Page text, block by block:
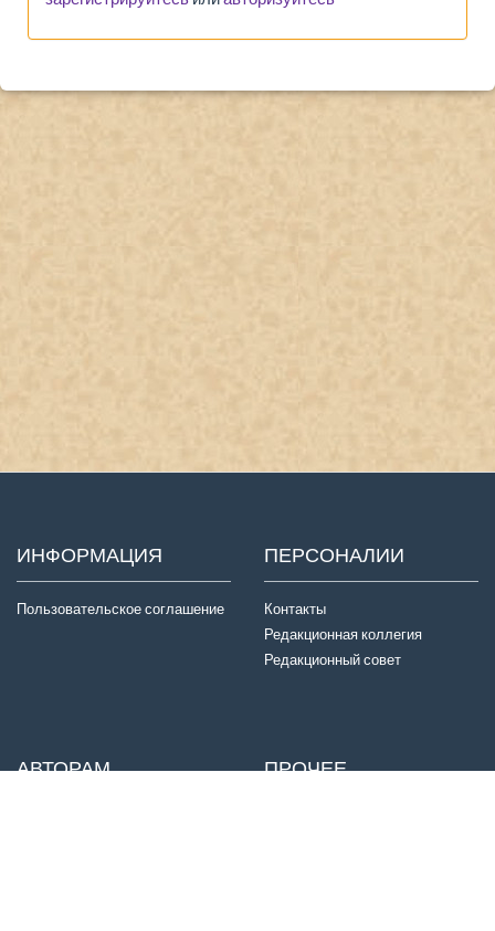
ИНФОРМАЦИЯ
Пользовательское соглашение
ПЕРСОНАЛИИ
Контакты
Редакционная коллегия
Редакционный совет
АВТОРАМ ПРОЧЕЕ